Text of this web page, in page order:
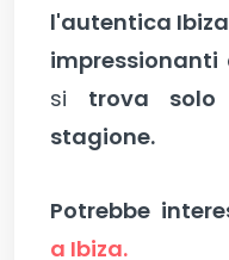
l'autentica Ibiza
impressionanti
si trova
stagione.
Potrebbe
a Ibiza.